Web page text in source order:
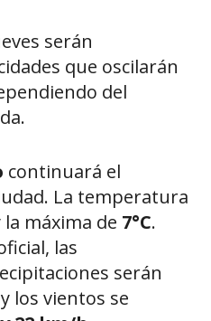
serán
que oscilarán
del
continuará el
La temperatura
la máxima de 7°C.
las
serán
los vientos se